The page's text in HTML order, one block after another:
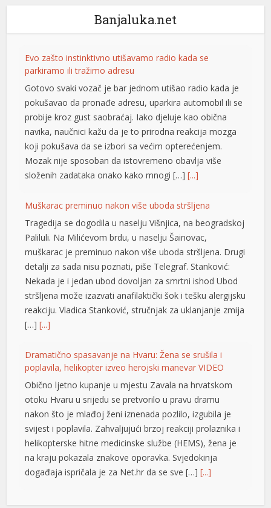
Banjaluka.net
Evo zašto instinktivno utišavamo radio kada se
parkiramo ili tražimo adresu
Gotovo svaki vozač je bar jednom utišao radio kada je
pokušavao da pronađe adresu, uparkira automobil ili se
probije kroz gust saobraćaj. Iako djeluje kao obična
navika, naučnici kažu da je to prirodna reakcija mozga
koji pokušava da se izbori sa većim opterećenjem.
Mozak nije sposoban da istovremeno obavlja više
složenih zadataka onako kako mnogi […][...]
Muškarac preminuo nakon više uboda stršljena
Tragedija se dogodila u naselju Višnjica, na beogradskoj
Paliluli. Na Milićevom brdu, u naselju Šainovac,
muškarac je preminuo nakon više uboda stršljena. Drugi
detalji za sada nisu poznati, piše Telegraf. Stanković:
Nekada je i jedan ubod dovoljan za smrtni ishod Ubod
stršljena može izazvati anafilaktički šok i tešku alergijsku
reakciju. Vladica Stanković, stručnjak za uklanjanje zmija
[…][...]
Dramatično spasavanje na Hvaru: Žena se srušila i
poplavila, helikopter izveo herojski manevar VIDEO
Obično ljetno kupanje u mjestu Zavala na hrvatskom
otoku Hvaru u srijedu se pretvorilo u pravu dramu
nakon što je mlađoj ženi iznenada pozlilo, izgubila je
svijest i poplavila. Zahvaljujući brzoj reakciji prolaznika i
helikopterske hitne medicinske službe (HEMS), žena je
na kraju pokazala znakove oporavka. Svjedokinja
događaja ispričala je za Net.hr da se sve […][...]
Vučić: Ljudi razumiju koliko je neko uspješan i dobar ako